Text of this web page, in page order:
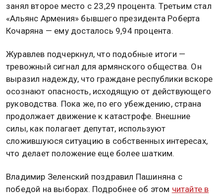
занял второе место с 23,29 процента. Третьим стал
«Альянс Армения» бывшего президента Роберта
Кочаряна — ему досталось 9,94 процента.
Журавлев подчеркнул, что подобные итоги —
тревожный сигнал для армянского общества. Он
выразил надежду, что граждане республики вскоре
осознают опасность, исходящую от действующего
руководства. Пока же, по его убеждению, страна
продолжает движение к катастрофе. Внешние
силы, как полагает депутат, используют
сложившуюся ситуацию в собственных интересах,
что делает положение еще более шатким.
Владимир Зеленский поздравил Пашиняна с
победой на выборах. Подробнее об этом читайте в